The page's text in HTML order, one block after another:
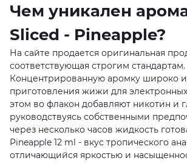
Чем уникален
Sliced - Pineapple?
На сайте продается оригинальная
соответствующая строгим стандартам.
Концентрированную аромку широко
приготовления жижи для
этом во флакон добавляют никотин и
руководствуясь собственными
через несколько часов жидкость
Pineapple 12 ml - вкус тропического
отличающийся яркостью и